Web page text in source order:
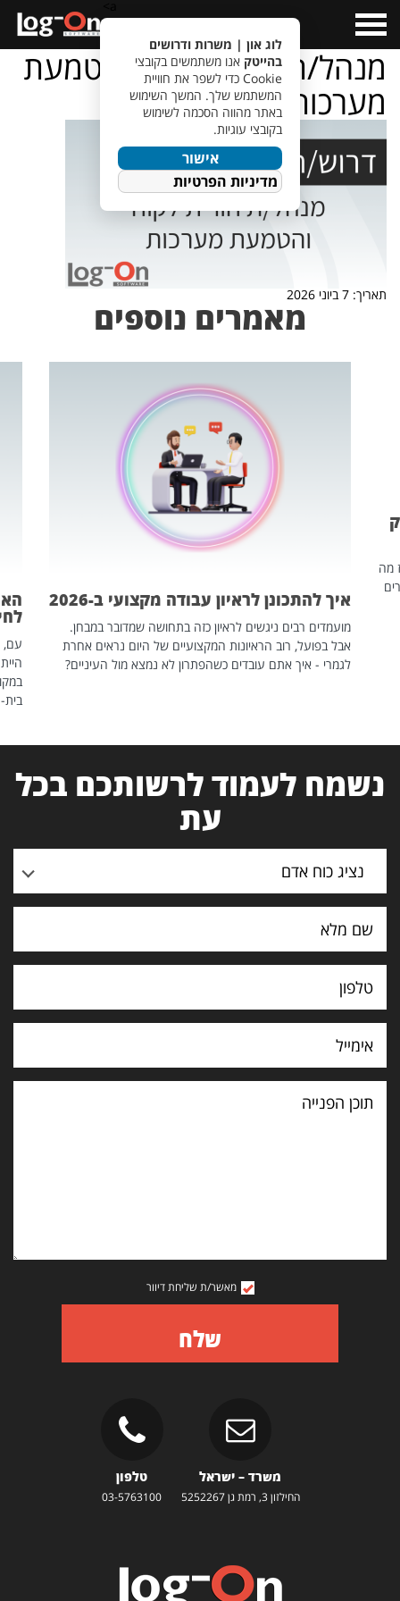
Menu
מנהל/ת חוויית לקוח והטמעת
מערכות
תאריך: 7 ביוני 2026
מאמרים נוספים
מה
איך להתכונן לראיון עבודה מקצועי ב-2026
מועמדים רבים ניגשים לראיון כזה בתחושה שמדובר במבחן.
אבל בפועל, רוב הראיונות המקצועיים של היום נראים אחרת
לגמרי - איך אתם עובדים כשהפתרון לא נמצא מול העיניים?
עם,
נשמח לעמוד לרשותכם בכל
עת
נציג כוח אדם
תוכן
הפנייה
מאשר/ת שליחת דיוור
שלח
משרד – ישראל
החילזון 3, רמת גן 5252267
טלפון
03-5763100
לוג און | משרות ודרושים
בהייטק אנו משתמשים בקובצי
Cookie כדי לשפר את חוויית
המשתמש שלך. המשך השימוש
באתר מהווה הסכמה לשימוש
בקובצי עוגיות.
אישור
מדיניות הפרטיות